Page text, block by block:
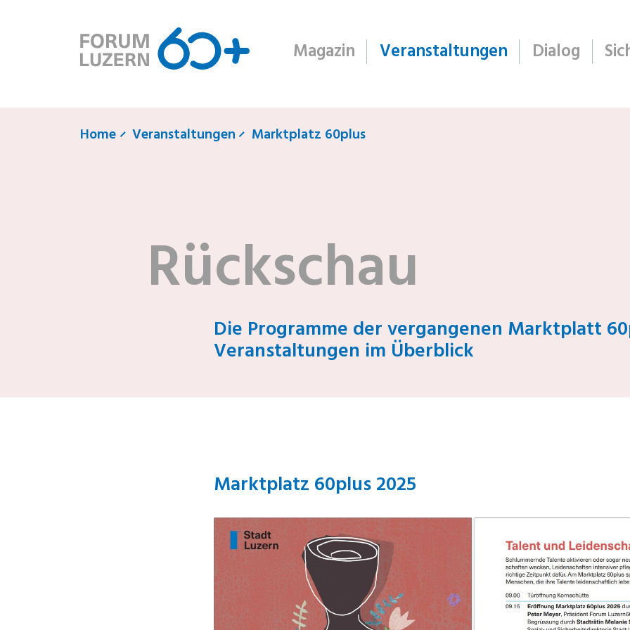
Magazin Veranstaltungen Dialog
Home Veranstaltungen Marktplatz 60plus
Rückschau
Die Programme der vergangenen Marktplatt
Veranstaltungen im Überblick
Marktplatz 60plus 2025